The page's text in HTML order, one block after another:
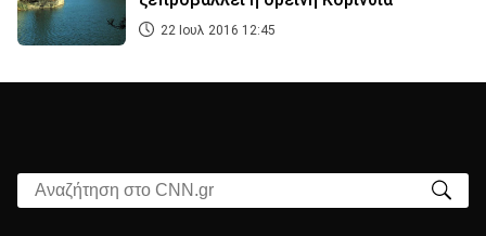
22 Ιουλ 2016 12:45
Αναζήτηση στο CNN.gr